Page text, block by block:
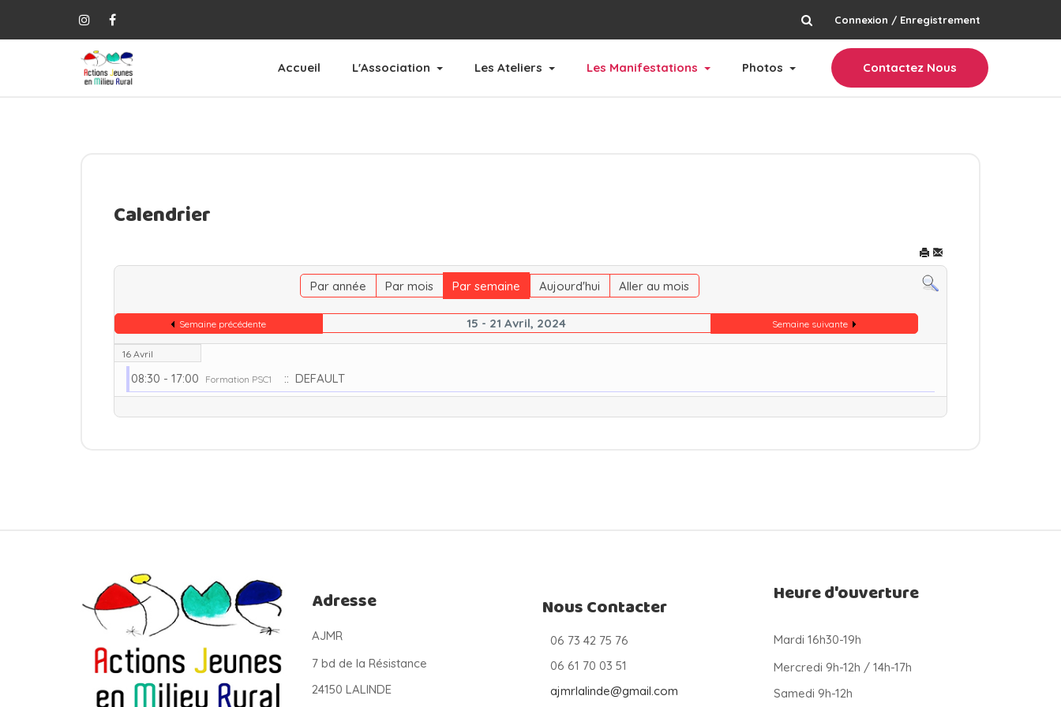
rechercher
Connexion / Enregistrement
Accueil L'Association Les Ateliers Les Manifestations Photos Contactez Nous
Calendrier
Par année Par mois Par semaine Aujourd'hui Aller au mois
Semaine précédente 15 - 21 Avril, 2024 Semaine suivante
16 Avril
08:30 - 17:00 Formation PSC1 :: DEFAULT
Adresse
AJMR
7 bd de la Résistance
24150 LALINDE
Nous Contacter
06 73 42 75 76
06 61 70 03 51
ajmrlalinde@gmail.com
Heure d'ouverture
Mardi 16h30-19h
Mercredi 9h-12h / 14h-17h
Samedi 9h-12h